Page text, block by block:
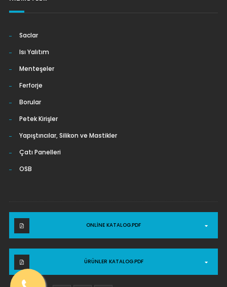
Saclar
Isı Yalıtım
Menteşeler
Ferforje
Borular
Petek Kirişler
Yapıştırıcılar, Silikon ve Mastikler
Çatı Panelleri
OSB
ONLINE KATALOG.PDF
ÜRÜNLER KATALOG.PDF